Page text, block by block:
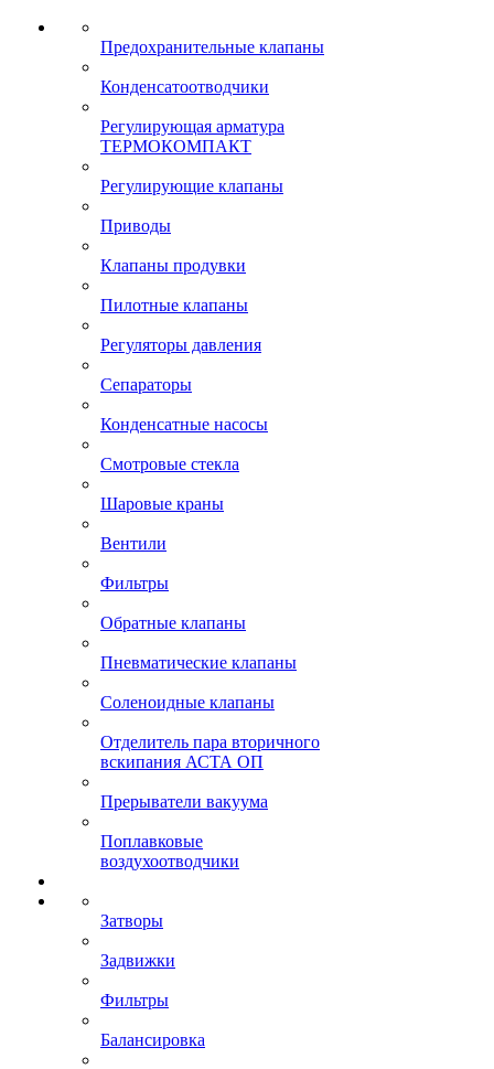
Предохранительные клапаны
Конденсатоотводчики
Регулирующая арматура
ТЕРМОКОМПАКТ
Регулирующие клапаны
Приводы
Клапаны продувки
Пилотные клапаны
Регуляторы давления
Сепараторы
Конденсатные насосы
Смотровые стекла
Шаровые краны
Вентили
Фильтры
Обратные клапаны
Пневматические клапаны
Соленоидные клапаны
Отделитель пара вторичного
вскипания АСТА ОП
Прерыватели вакуума
Поплавковые
воздухоотводчики
Затворы
Задвижки
Фильтры
Балансировка